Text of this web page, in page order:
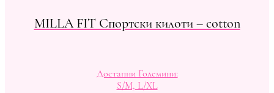
MILLA FIT Спортски килоти – cotton
Достапни Големини:
S/M, L/XL